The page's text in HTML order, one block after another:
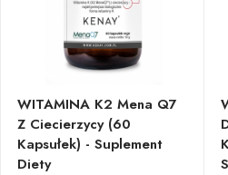
WITAMINA K2 Mena Q7
Z Ciecierzycy (60
Kapsułek) - Suplement
Diety